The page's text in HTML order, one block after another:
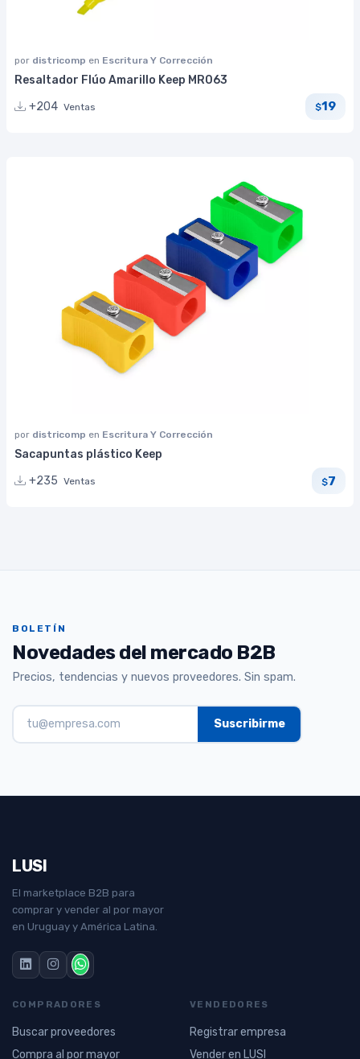
por districomp en Escritura Y Corrección
Resaltador Flúo Amarillo Keep MR063
+204 Ventas $19
por districomp en Escritura Y Corrección
Sacapuntas plástico Keep
+235 Ventas $7
BOLETÍN
Novedades del mercado B2B
Precios, tendencias y nuevos proveedores. Sin spam.
LUSI
El marketplace B2B para
comprar y vender al por mayor
en Uruguay y América Latina.
COMPRADORES
Buscar proveedores
Compra al por mayor
VENDEDORES
Registrar empresa
Vender en LUSI